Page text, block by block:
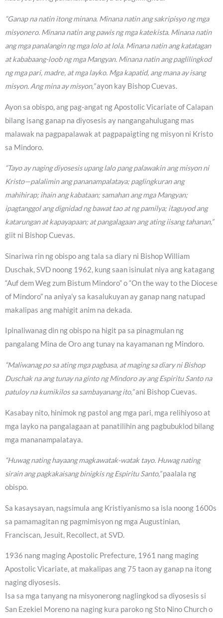
“Ganap na natin itong minana. Minana natin ang sakripisyo ng mga
misyonero. Minana natin ang pawis ng mga katekista. Minana natin
ang mga panalangin ng mga lolo at lola. Minana natin ang katatagan
at kababaang-loob ng mga Mangyan. Minana natin ang paglilingkod
ng mga pari, madre, at mga layko. Mga kapatid, ang mana ay isang
misyon. Ang mina ay misyon,”ayon kay Bishop Cuevas.
Ayon sa obispo, ang pag-angat ng Apostolic Vicariate of Calapan
bilang isang ganap na diyosesis ay nangangahulugang mas
malawak na pagpapalawak at pagpapaigting ng misyon ni Kristo
sa Mindoro.
“Tayo ay naging diyosesis upang lalo pang palawakin ang misyon ni
Kristo—palalimin ang pananampalataya; paglingkuran ang
mahihirap; ihain ang kabataan; samahan ang mga Mangyan;
ipagtanggol ang dignidad ng bawat tao at ng pamilya; itaguyod ang
katarungan at kapayapaan; at pangalagaan ang ating iisang tahanan,”
giit ni Bishop Cuevas.
Sinariwa rin ng obispo ang tala sa diary ni Bishop William
Duschak, SVD noong 1962, kung saan isinulat niya ang katagang
“Auf dem Weg zum Bistum Mindoro” o “On the way to the Diocese
of Mindoro” na aniya’y sa kasalukuyan ay ganap nang natupad
makalipas ang mahigit anim na dekada.
Ipinaliwanag din ng obispo na higit pa sa pinagmulan ng
pangalang Mina de Oro ang tunay na kayamanan ng Mindoro.
“Maliwanag po sa ating mga pagbasa, at maging sa diary ni Bishop
Duschak na ang tunay na ginto ng Mindoro ay ang Espiritu Santo na
patuloy na kumikilos sa sambayanang ito,”ani Bishop Cuevas.
Kasabay nito, hinimok ng pastol ang mga pari, mga relihiyoso at
mga layko na pangalagaan at panatilihin ang pagbubuklod bilang
mga mananampalataya.
“Huwag nating hayaang magkawatak-watak tayo. Huwag nating
sirain ang pagkakaisang binigkis ng Espiritu Santo,”paalala ng
obispo.
Sa kasaysayan, nagsimula ang Kristiyanismo sa isla noong 1600s
sa pamamagitan ng pagmimisyon ng mga Augustinian,
Franciscan, Jesuit, Recollect, at SVD.
1936 nang maging Apostolic Prefecture, 1961 nang maging
Apostolic Vicariate, at makalipas ang 75 taon ay ganap na itong
naging diyosesis.
Isa sa mga tanyang na misyonerong naglingkod sa diyosesis si
San Ezekiel Moreno na naging kura paroko ng Sto Nino Church o